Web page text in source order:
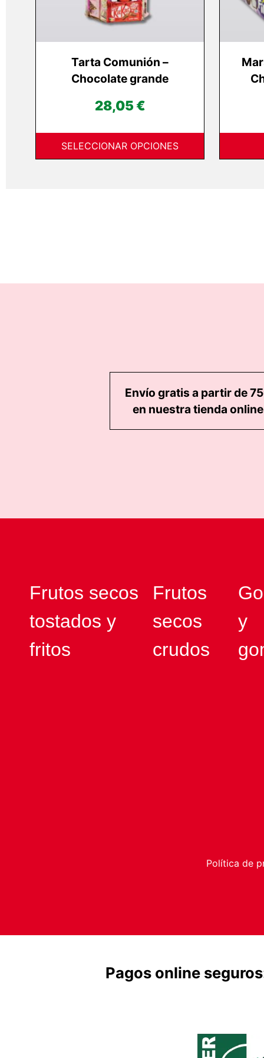
Tarta Comunión –
Chocolate grande
28,05€
SELECCIONAR OPCIONES
elegir
en
de
producto
Envío gratis a partir de
en nuestra tienda online
Frutos secos
tostados y
fritos
Frutos
secos
crudos
y
Política de
Pagos online